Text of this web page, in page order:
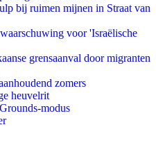
bij ruimen mijnen in Straat van
voor 'Israëlische
grensaanval door migranten
zomers
heuvelrit
modus